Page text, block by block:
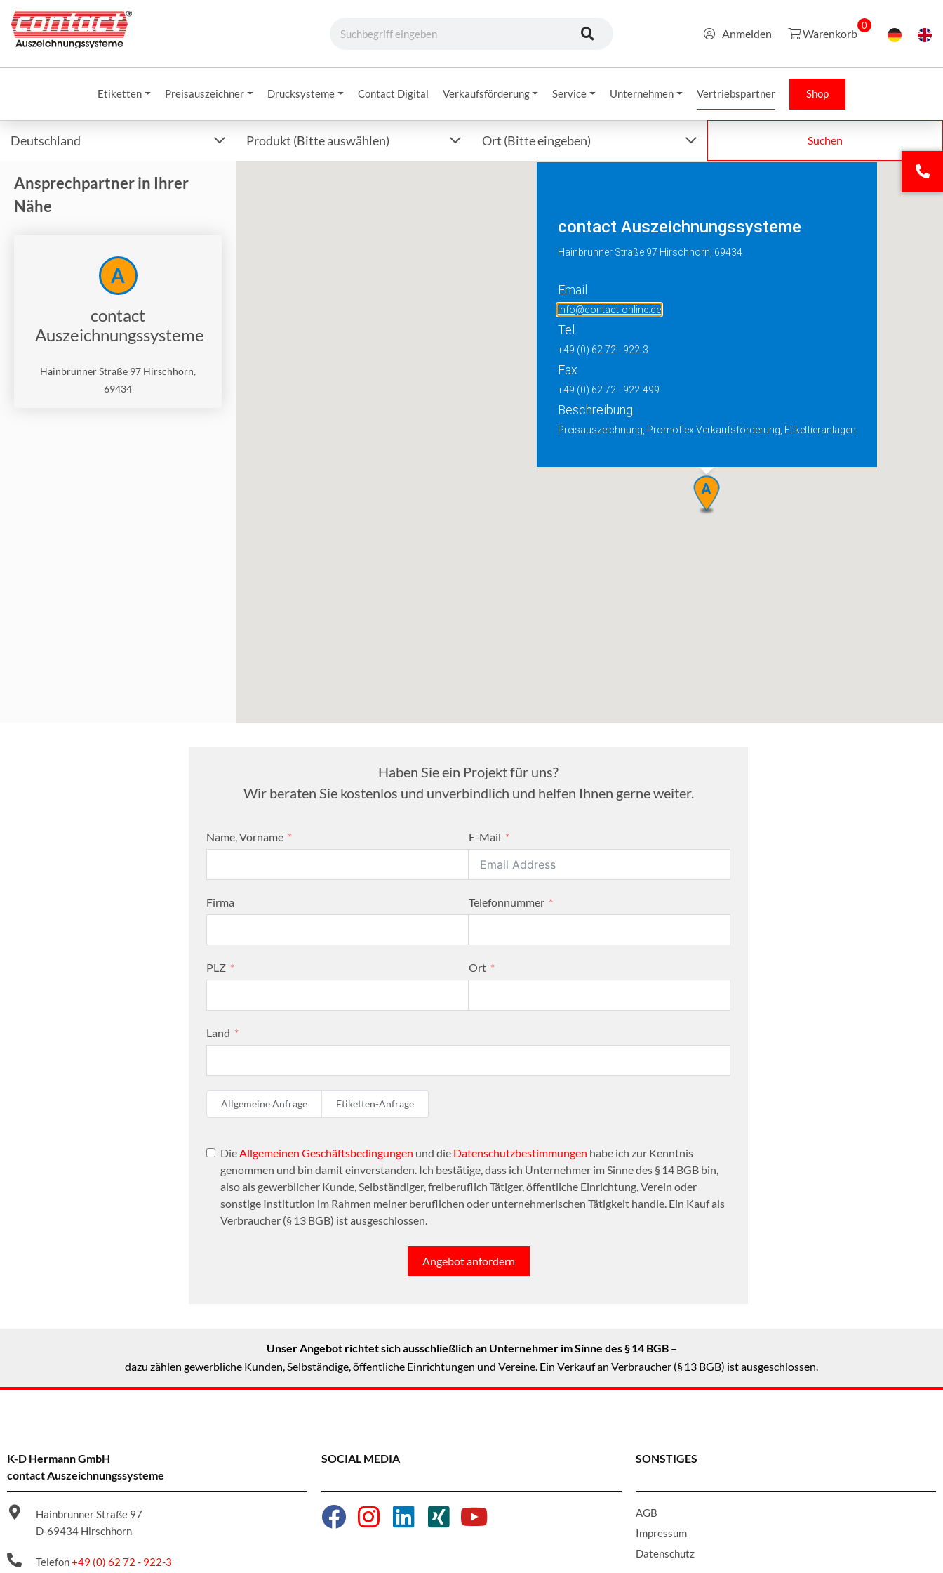
Anmelden Warenkorb
0
Etiketten Preisauszeichner Drucksysteme Contact Digital Verkaufsförderung Service Unternehmen Vertriebspartner Shop
Deutschland Produkt (Bitte auswählen) Ort (Bitte eingeben) Suchen
Ansprechpartner in Ihrer
Nähe
A
contact
Auszeichnungssysteme
Hainbrunner Straße 97 Hirschhorn,
69434
A
contact Auszeichnungssysteme
Hainbrunner Straße 97 Hirschhorn, 69434
Email
info@contact-online.de
Tel.
+49 (0) 62 72 - 922-3
Fax
+49 (0) 62 72 - 922-499
Beschreibung
Preisauszeichnung, Promoflex Verkaufsförderung, Etikettieranlagen
Haben Sie ein Projekt für uns?
Wir beraten Sie kostenlos und unverbindlich und helfen Ihnen gerne weiter.
Name, Vorname E-Mail
Firma Telefonnummer
PLZ Ort
Land
Allgemeine Anfrage Etiketten-Anfrage
Die Allgemeinen Geschäftsbedingungen und die Datenschutzbestimmungen habe ich zur Kenntnis
genommen und bin damit einverstanden. Ich bestätige, dass ich Unternehmer im Sinne des § 14 BGB bin,
also als gewerblicher Kunde, Selbständiger, freiberuflich Tätiger, öffentliche Einrichtung, Verein oder
sonstige Institution im Rahmen meiner beruflichen oder unternehmerischen Tätigkeit handle. Ein Kauf als
Verbraucher (§ 13 BGB) ist ausgeschlossen.
Angebot anfordern
Unser Angebot richtet sich ausschließlich an Unternehmer im Sinne des § 14 BGB–
dazu zählen gewerbliche Kunden, Selbständige, öffentliche Einrichtungen und Vereine. Ein Verkauf an Verbraucher (§ 13 BGB) ist ausgeschlossen.
K-D Hermann GmbH
contact Auszeichnungssysteme
Hainbrunner Straße 97
D-69434 Hirschhorn
Telefon+49 (0) 62 72 - 922-3
SOCIAL MEDIA SONSTIGES
AGB
Impressum
Datenschutz